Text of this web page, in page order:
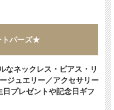
トパーズ★
なネックレス・ピアス・リ
ジュエリー／アクセサリー
プレゼントや記念日ギフ